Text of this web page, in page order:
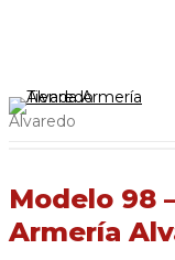
Menu
Inicio Etiquetas
Alvaredo
Modelo 98
Armería